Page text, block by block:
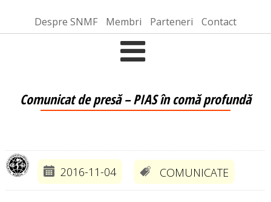
Despre SNMF Membri Parteneri Contact
Comunicat de presă – PIAS în comă profundă
2016-11-04 COMUNICATE